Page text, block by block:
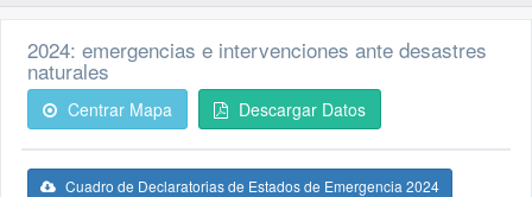
2024: emergencias e intervenciones ante desastres
naturales
Centrar Mapa Descargar Datos
Cuadro de Declaratorias de Estados de Emergencia 2024